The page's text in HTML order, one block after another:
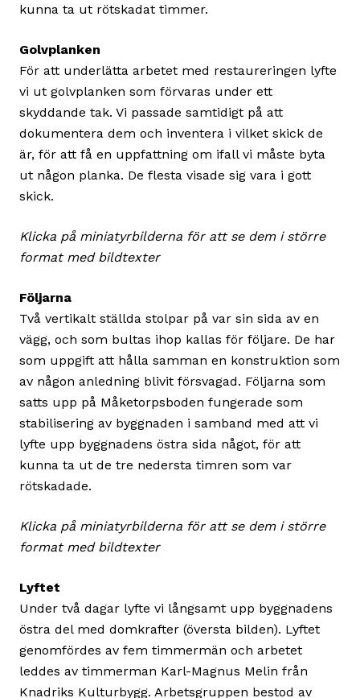
kunna ta ut rötskadat timmer.
Golvplanken
För att underlätta arbetet med restaureringen lyfte
vi ut golvplanken som förvaras under ett
skyddande tak. Vi passade samtidigt på att
dokumentera dem och inventera i vilket skick de
är, för att få en uppfattning om ifall vi måste byta
ut någon planka. De flesta visade sig vara i gott
skick.
Klicka på miniatyrbilderna för att se dem i större
format med bildtexter
Följarna
Två vertikalt ställda stolpar på var sin sida av en
vägg, och som bultas ihop kallas för följare. De har
som uppgift att hålla samman en konstruktion som
av någon anledning blivit försvagad. Följarna som
satts upp på Måketorpsboden fungerade som
stabilisering av byggnaden i samband med att vi
lyfte upp byggnadens östra sida något, för att
kunna ta ut de tre nedersta timren som var
rötskadade.
Klicka på miniatyrbilderna för att se dem i större
format med bildtexter
Lyftet
Under två dagar lyfte vi långsamt upp byggnadens
östra del med domkrafter (översta bilden). Lyftet
genomfördes av fem timmermän och arbetet
leddes av timmerman Karl-Magnus Melin från
Knadriks Kulturbygg. Arbetsgruppen bestod av